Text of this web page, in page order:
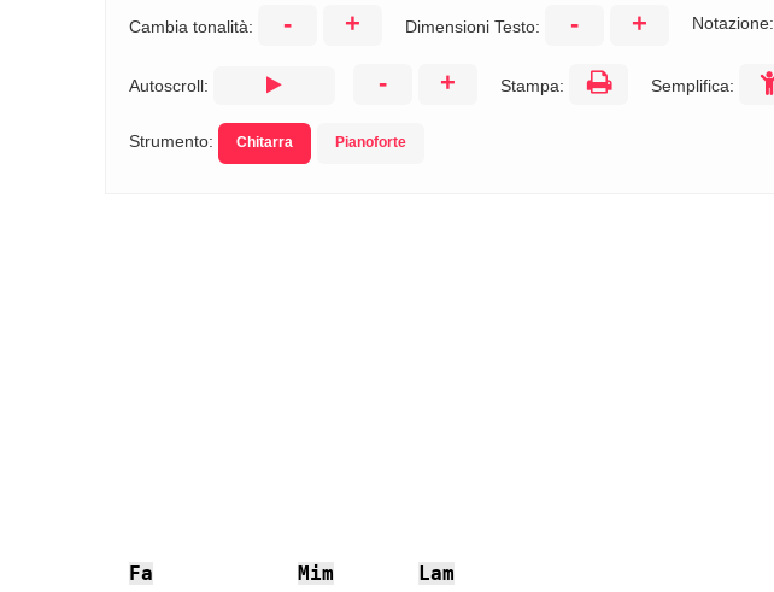
Cambia tonalità: - + Dimensioni Testo: - + Notazione:
Autoscroll: - + Stampa: Semplifica:
Strumento: Chitarra Pianoforte
Fa Mim
Lam